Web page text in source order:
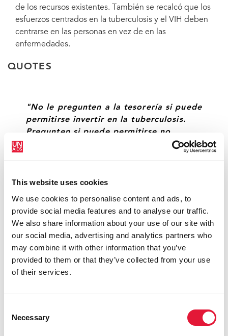
This website uses cookies
We use cookies to personalise content and ads, to
provide social media features and to analyse our traffic.
We also share information about your use of our site with
our social media, advertising and analytics partners who
may combine it with other information that you’ve
provided to them or that they’ve collected from your use
of their services.
Selection
Necessary
de los recursos existentes. También se recalcó que los
esfuerzos centrados en la tuberculosis y el VIH deben
centrarse en las personas en vez de en las
enfermedades.
QUOTES
"No le pregunten a la tesorería si puede
permitirse invertir en la tuberculosis.
Pregunten si puede permitirse no
participación de las comunidades en la
lucha contra la tuberculosis. Esto
conduce a resultados más sostenibles.
También necesitamos una sensación de